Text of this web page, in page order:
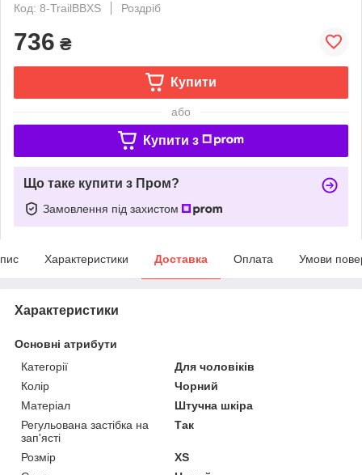
Код: 8-TrailBBXS
Роздріб
736 ₴
Купити
або
Купити з
Що таке купити з Пром?
Замовлення під захистом
Характеристики Доставка Оплата Умови
Характеристики
Основні атрибути
Категорії
Для чоловіків
Колір
Чорний
Матеріал
Штучна шкіра
Регульована застібка на
зап'ясті
Так
Розмір
XS